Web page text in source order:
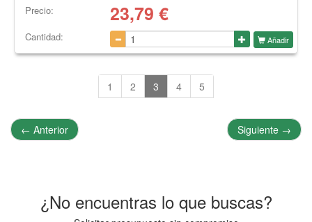
Precio: 23,79 €
Cantidad: Añadir
1 2 3 4 5
← Anterior Siguiente →
¿No encuentras lo que buscas?